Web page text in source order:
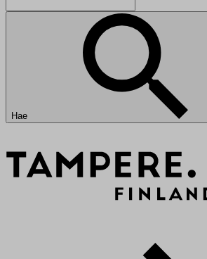
Hae